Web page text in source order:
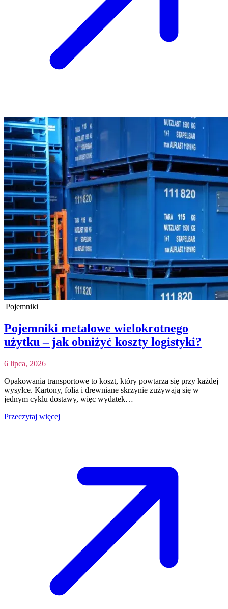
|Pojemniki
Pojemniki metalowe wielokrotnego
użytku – jak obniżyć koszty logistyki?
6 lipca, 2026
Opakowania transportowe to koszt, który powtarza się przy każdej
wysyłce. Kartony, folia i drewniane skrzynie zużywają się w
jednym cyklu dostawy, więc wydatek…
Przeczytaj więcej